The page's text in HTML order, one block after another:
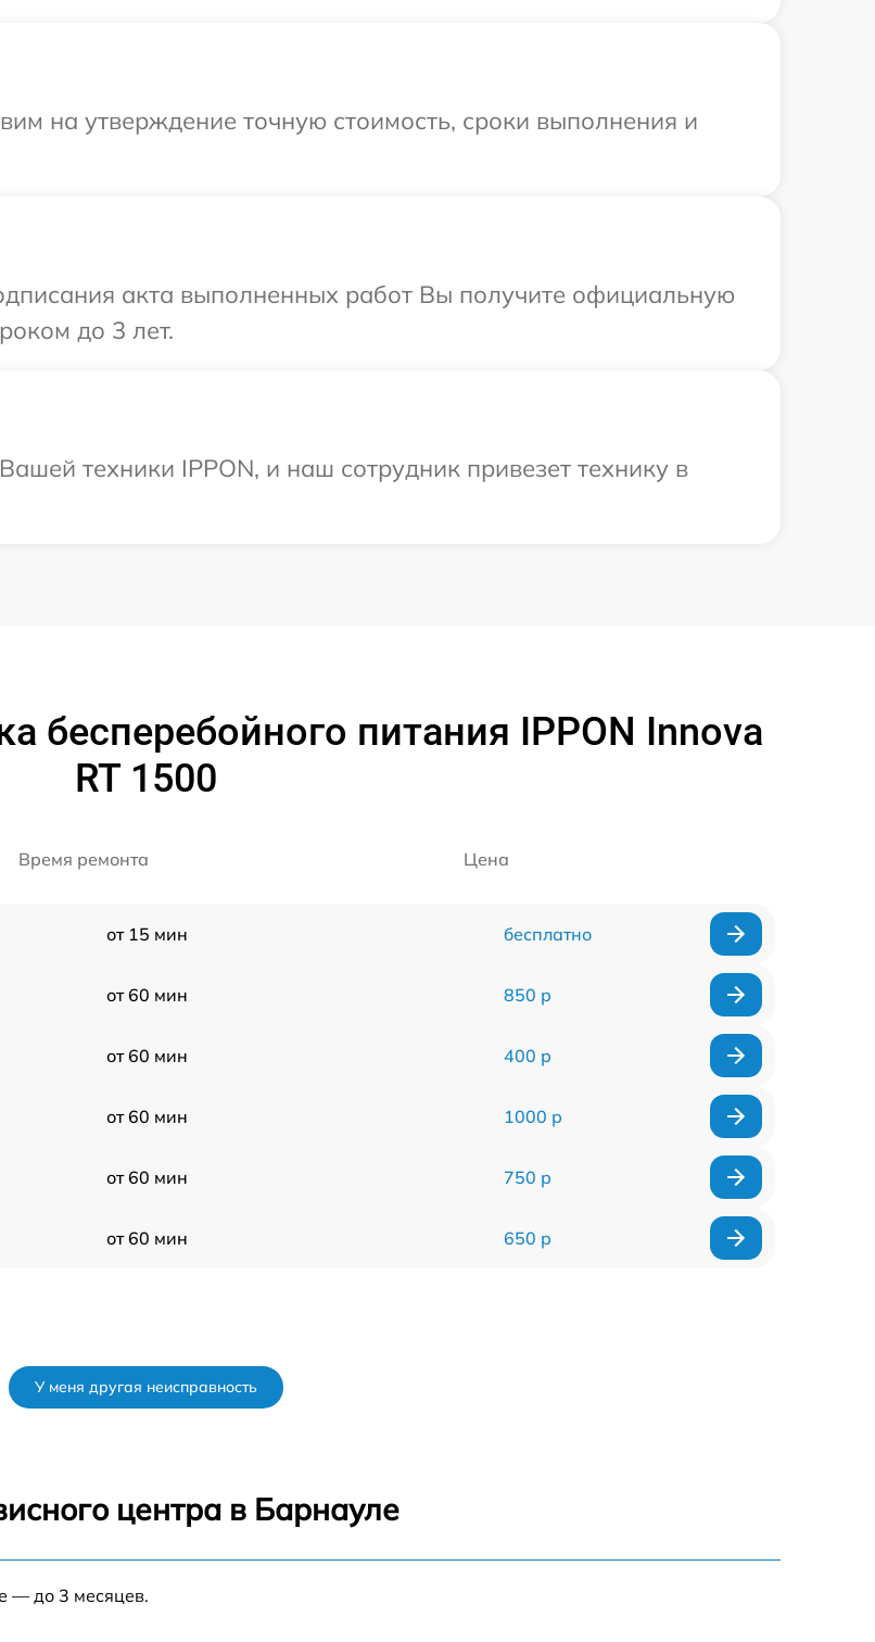
на утверждение точную стоимость, сроки выполнения и
акта выполненных работ Вы получите официальную
до 3 лет.
техники IPPON, и наш сотрудник привезет технику в
бесперебойного питания IPPON Innova
RT 1500
Время ремонта Цена
от 15 мин бесплатно
от 60 мин 850 р
от 60 мин 400 р
от 60 мин 1000 р
от 60 мин 750 р
от 60 мин 650 р
У меня другая неисправность
центра в Барнауле
— до 3 месяцев.